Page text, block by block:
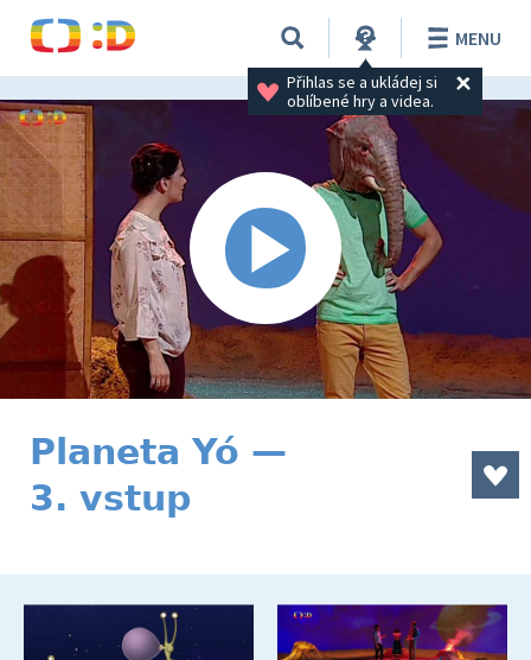
Přihlas se a ukládej si
oblíbené hry a videa.
MENU
Planeta Yó —
3. vstup